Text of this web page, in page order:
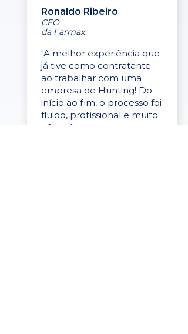
Ronaldo Ribeiro
CEO
da Farmax
"A melhor experiência que
já tive como contratante
ao trabalhar com uma
empresa de Hunting! Do
início ao fim, o processo foi
fluido, profissional e muito
eficaz."